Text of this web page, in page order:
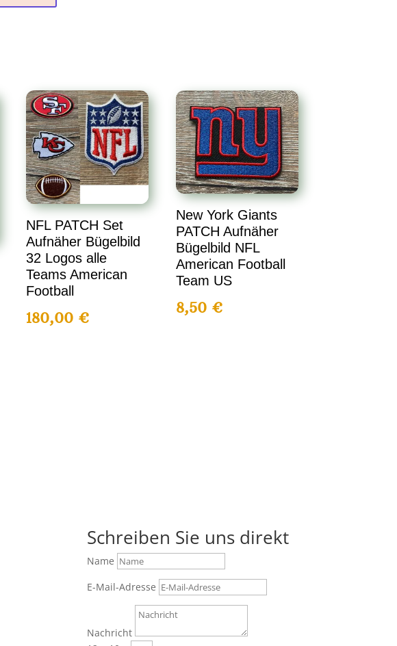
NFL PATCH Set
Aufnäher Bügelbild
32 Logos alle
Teams American
Football
180,00 €
New York Giants
PATCH Aufnäher
Bügelbild NFL
American Football
Team US
8,50€
Schreiben Sie uns direkt
Name
E-Mail-Adresse
Nachricht